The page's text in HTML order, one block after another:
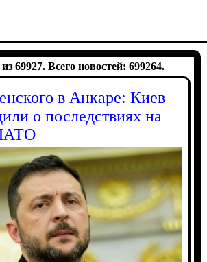
69927. Всего новостей: 699264.
в Анкаре: Киев
о последствиях на